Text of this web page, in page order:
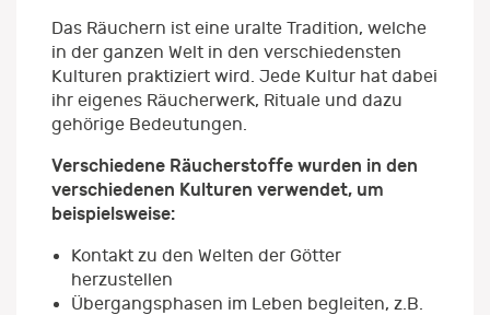
Das Räuchern ist eine uralte Tradition, welche
in der ganzen Welt in den verschiedensten
Kulturen praktiziert wird. Jede Kultur hat dabei
ihr eigenes Räucherwerk, Rituale und dazu
gehörige Bedeutungen.
Verschiedene Räucherstoffe wurden in den
verschiedenen Kulturen verwendet, um
beispielsweise:
Kontakt zu den Welten der Götter
herzustellen
Übergangsphasen im Leben begleiten, z.B.